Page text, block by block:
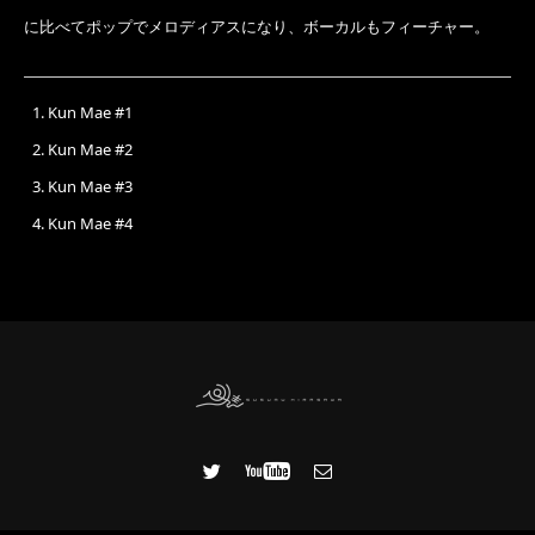
に比べてポップでメロディアスになり、ボーカルもフィーチャー。
Kun Mae #1
Kun Mae #2
Kun Mae #3
Kun Mae #4